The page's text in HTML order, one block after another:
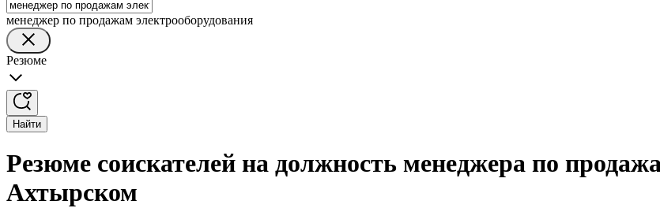
менеджер по продажам электрооборудования
Резюме
Найти
Резюме соискателей на должность менеджера по
Ахтырском